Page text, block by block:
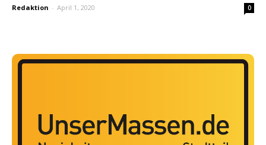
Redaktion - April 1, 2020 0